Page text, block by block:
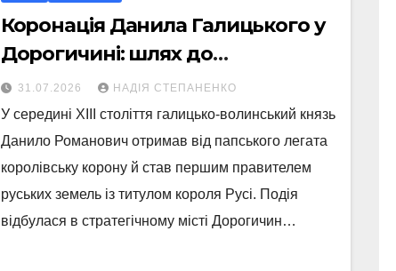
Коронація Данила Галицького у
Дорогичині: шлях до
королівського титулу Русі
31.07.2026 НАДІЯ СТЕПАНЕНКО
У середині XIII століття галицько-волинський князь
Данило Романович отримав від папського легата
королівську корону й став першим правителем
руських земель із титулом короля Русі. Подія
відбулася в стратегічному місті Дорогичин…